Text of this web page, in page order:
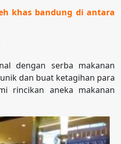
khas bandung di antara
dengan serba makanan
dan buat ketagihan para
rincikan aneka makanan